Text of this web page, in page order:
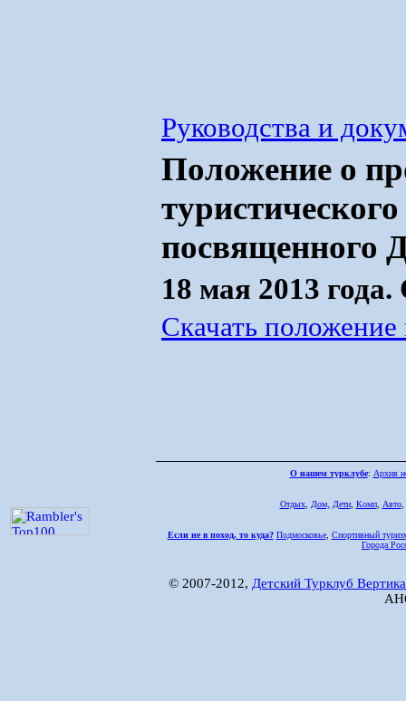
Руководства и
Положение о
посвященного
18 мая 2013
Скачать
О нашем турклубе: Архив
Отдых, Дом, Дети, Комп, Авто,
Если не в поход, то куда? Подмосковье, Спортивный
Города
© 2007-2012, Детский Турклуб